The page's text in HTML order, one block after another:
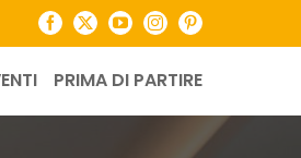
Facebook
X YouTubeInstagramPinterest
PRIMA DI PARTIRE